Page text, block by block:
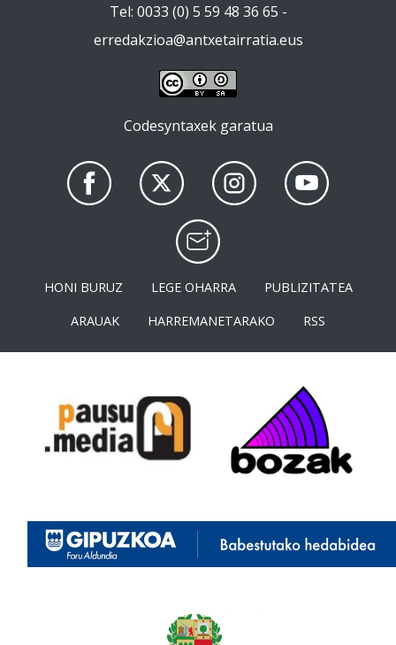
Tel: 0033 (0) 5 59 48 36 65 -
erredakzioa@antxetairratia.eus
Codesyntaxek garatua
HONI BURUZ LEGE OHARRA
PUBLIZITATEA
ARAUAK
HARREMANETARAKO RSS